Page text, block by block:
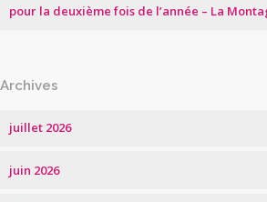
pour la deuxième fois de l’année – La
Archives
juillet 2026
juin 2026